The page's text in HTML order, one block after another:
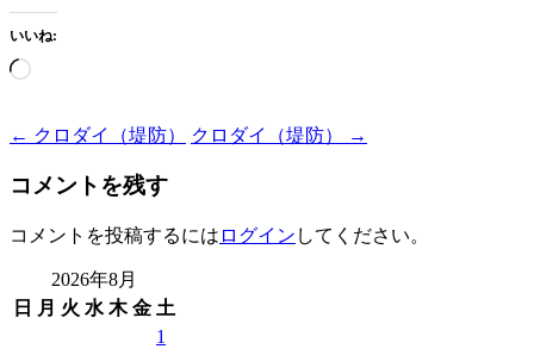
いいね:
読
み
Post
navigation
← クロダイ（堤防） クロダイ（堤防） →
コメントを残す
コメントを投稿するには ログイン してください。
2026年8月
日
月 火 水 木 金 土
1